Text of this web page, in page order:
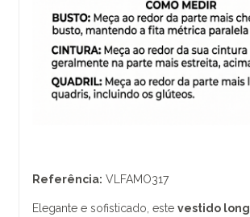
Referência: VLFAMO317
Elegante e sofisticado, este vestido